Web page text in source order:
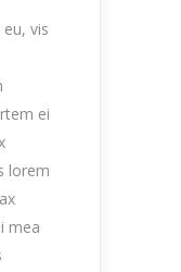
vis
ei
lorem
mea